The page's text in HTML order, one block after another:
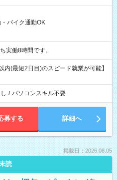
バイク通勤OK
のうち実働8時間です。
内(最短2日目)のスピード就業が可能】
/ パソコンスキル不要
募する 詳細へ
掲載日：2026.08.05
読